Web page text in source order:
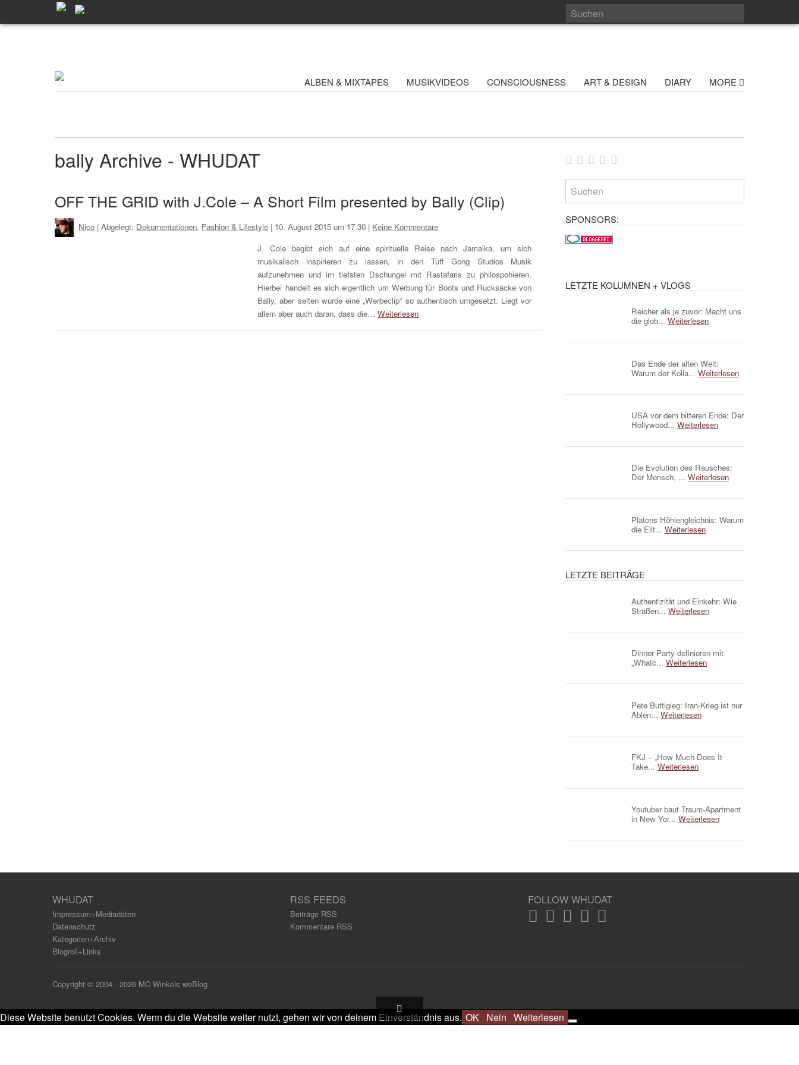
ALBEN & MIXTAPES MUSIKVIDEOS CONSCIOUSNESS ART & DESIGN DIARY MORE
bally Archive - WHUDAT
OFF THE GRID with J.Cole – A Short Film presented by Bally (Clip)
Nico | Abgelegt: Dokumentationen, Fashion & Lifestyle | 10. August 2015 um 17:30 | Keine Kommentare
J. Cole begibt sich auf eine spirituelle Reise nach Jamaika, um sich
musikalisch inspirieren zu lassen, in den Tuff Gong Studios Musik
aufzunehmen und im tiefsten Dschungel mit Rastafaris zu philospohieren.
Hierbei handelt es sich eigentlich um Werbung für Boots und Rucksäcke von
Bally, aber selten wurde eine „Werbeclip“ so authentisch umgesetzt. Liegt vor
allem aber auch daran, dass die…Weiterlesen
SPONSORS:
LETZTE KOLUMNEN + VLOGS
Reicher als je zuvor: Macht uns
die glob... Weiterlesen
Das Ende der alten Welt:
Warum der Kolla... Weiterlesen
USA vor dem bitteren Ende: Der
Hollywood... Weiterlesen
Die Evolution des Rausches:
Der Mensch, ... Weiterlesen
Platons Höhlengleichnis: Warum
die Elit... Weiterlesen
LETZTE BEITRÄGE
Authentizität und Einkehr: Wie
Straßen... Weiterlesen
Dinner Party definieren mit
„Whatc... Weiterlesen
Pete Buttigieg: Iran-Krieg ist nur
Ablen... Weiterlesen
FKJ – „How Much Does It
Take... Weiterlesen
Youtuber baut Traum-Apartment
in New Yor... Weiterlesen
WHUDAT
Impressum+Mediadaten
Datenschutz
Kategorien+Archiv
Blogroll+Links
RSS FEEDS
Beiträge RSS
Kommentare RSS
FOLLOW WHUDAT
Copyright © 2004 - 2026 MC Winkels weBlog
Diese Website benutzt Cookies. Wenn du die Website weiter nutzt, gehen wir von deinem Einverständnis aus. OK Nein Weiterlesen